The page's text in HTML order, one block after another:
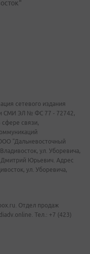
сетевого издания
СМИ ЭЛ № ФС 77 - 72742,
связи,
"Дальневосточный
ул. Уборевича,
Юрьевич. Адрес
ул. Уборевича,
Отдел продаж
Тел.: +7 (423)